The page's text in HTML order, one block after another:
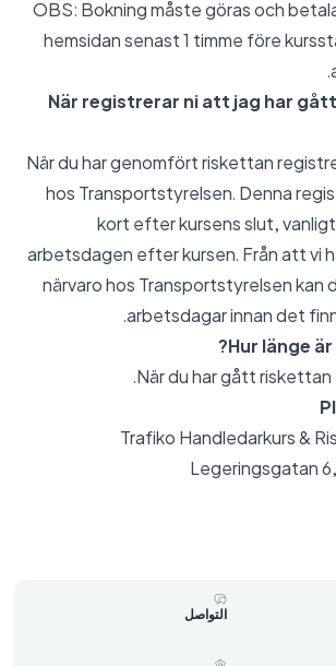
OBS: Bokning måste göras och
hemsidan senast 1 timme före
När registrerar ni att jag har
När du har genomfört riskettan
hos Transportstyrelsen. Denna
kort efter kursens slut,
arbetsdagen efter kursen. Från att vi
närvaro hos Transportstyrelsen kan
arbetsdagar innan det
Hur länge
När du har gått riskettan
Trafiko Handledarkurs &
Legeringsgatan
التواصل